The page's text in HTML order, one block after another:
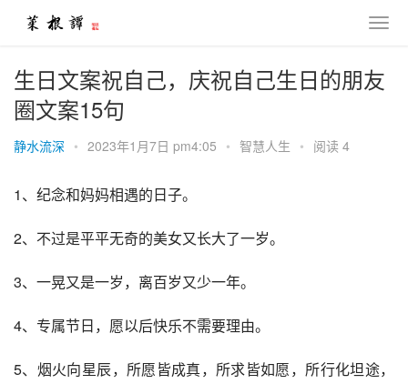
生日文案祝自己，庆祝自己生日的朋友
圈文案15句
静水流深 • 2023年1月7日 pm4:05 • 智慧人生 • 阅读 4
1、纪念和妈妈相遇的日子。
2、不过是平平无奇的美女又长大了一岁。
3、一晃又是一岁，离百岁又少一年。
4、专属节日，愿以后快乐不需要理由。
5、烟火向星辰，所愿皆成真，所求皆如愿，所行化坦途，